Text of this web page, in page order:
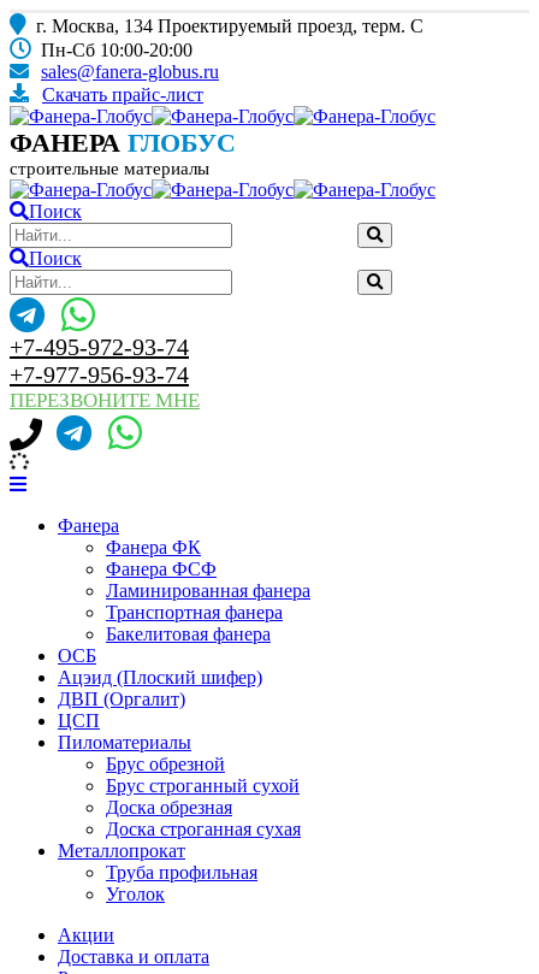
г. Москва, 134 Проектируемый проезд, терм. С
Пн-Сб 10:00-20:00
sales@fanera-globus.ru
Скачать прайс-лист
ФАНЕРА ГЛОБУС
строительные материалы
Поиск
Поиск
+7-495-972-93-74
+7-977-956-93-74
ПЕРЕЗВОНИТЕ МНЕ
Фанера
Фанера ФК
Фанера ФСФ
Ламинированная фанера
Транспортная фанера
Бакелитовая фанера
ОСБ
Ацэид (Плоский шифер)
ДВП (Оргалит)
ЦСП
Пиломатериалы
Брус обрезной
Брус строганный сухой
Доска обрезная
Доска строганная сухая
Металлопрокат
Труба профильная
Уголок
Акции
Доставка и оплата